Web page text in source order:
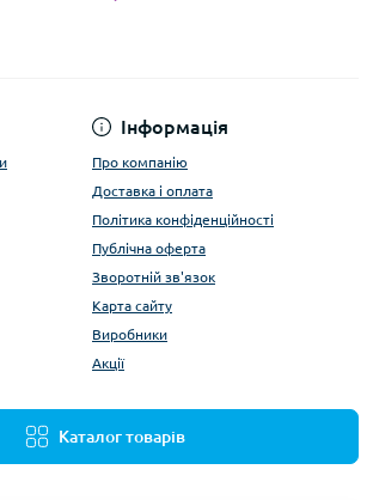
Інформація
Про компанію
Доставка і оплата
Політика конфіденційності
Публічна оферта
Зворотній зв'язок
Карта сайту
Виробники
Акції
Каталог товарів